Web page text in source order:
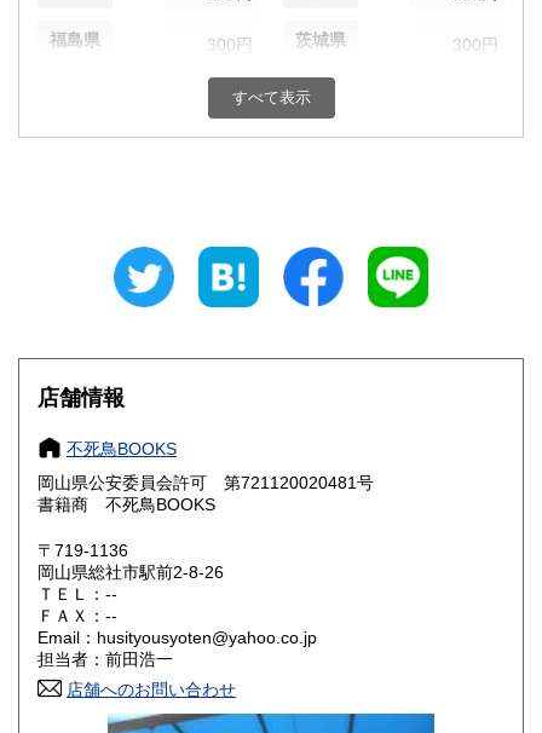
福島県 300円 茨城県 300円
300円 群馬県
埼玉県 千葉県
300円 富山県
300円 福井県
300円 300円
岐阜県
愛知県
滋賀県 300円
大阪府 300円
奈良県
鳥取県
300円 広島県
すべて表示
店舗情報
不死鳥BOOKS
岡山県公安委員会許可 第721120020481号
書籍商 不死鳥BOOKS
〒719-1136
岡山県総社市駅前2-8-26
ＴＥＬ：--
ＦＡＸ：--
Email：husityousyoten@yahoo.co.jp
担当者：前田浩一
店舗へのお問い合わせ